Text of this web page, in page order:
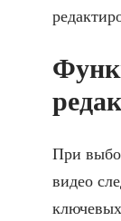
При
видео